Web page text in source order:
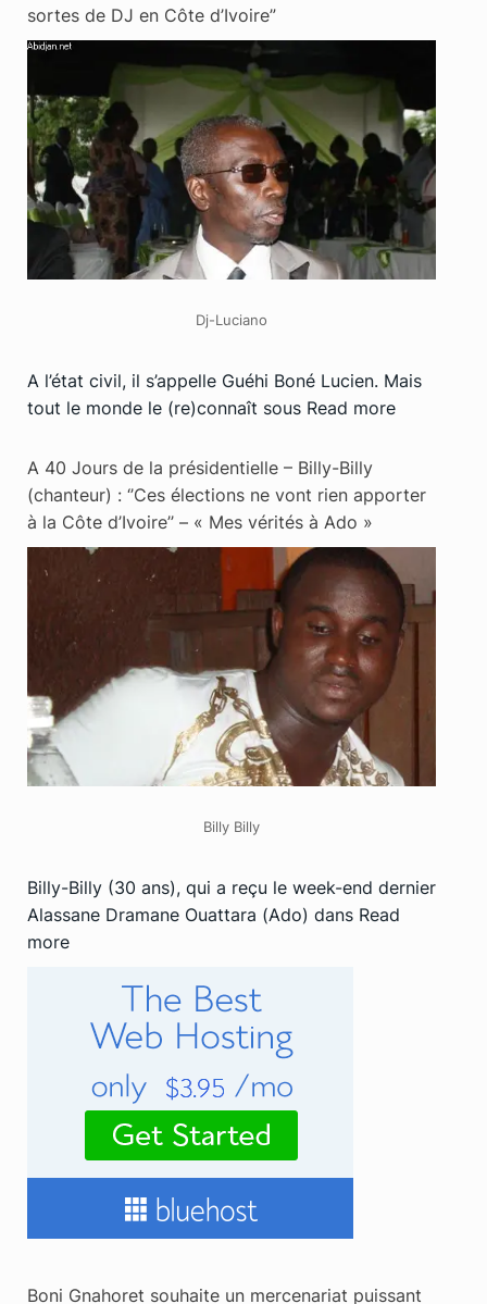
sortes de DJ en Côte d’Ivoire”
Dj-Luciano
A l’état civil, il s’appelle Guéhi Boné Lucien. Mais
tout le monde le (re)connaît sous Read more
A 40 Jours de la présidentielle – Billy-Billy
(chanteur) : ‘’Ces élections ne vont rien apporter
à la Côte d’Ivoire’’ – « Mes vérités à Ado »
Billy Billy
Billy-Billy (30 ans), qui a reçu le week-end dernier
Alassane Dramane Ouattara (Ado) dans Read
more
Boni Gnahoret souhaite un mercenariat puissant